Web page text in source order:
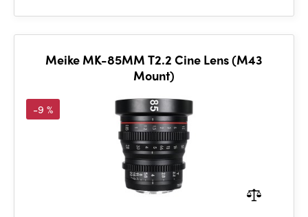
Meike MK-85MM T2.2 Cine Lens (M43
Mount)
-9 %